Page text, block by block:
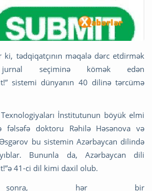
ki, tədqiqatçının məqalə dərc etdirmək
seçiminə kömək edən
sistemi dünyanın 40 dilinə tərcümə
İnstitutunun böyük elmi
fəlsəfə doktoru Rəhilə Həsənova və
bu sistemin Azərbaycan dilində
Bununla da, Azərbaycan dili
41-ci dil kimi daxil olub.
sonra, hər bir